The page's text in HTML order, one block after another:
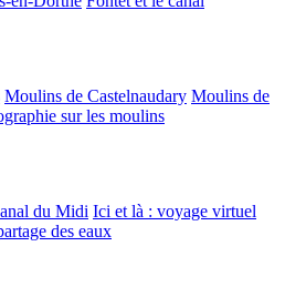
Moulins de Castelnaudary Moulins de
sur les moulins
du Midi Ici et là : voyage virtuel
des eaux